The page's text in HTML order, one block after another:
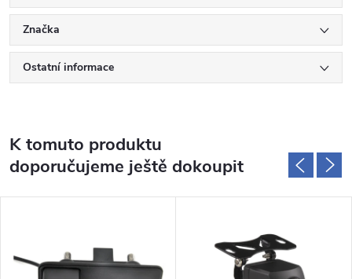
Značka
Ostatní informace
K tomuto produktu
doporučujeme ještě dokoupit